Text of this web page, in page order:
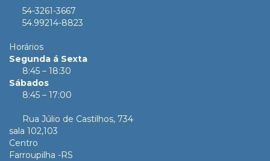
54-3261-3667
54.99214-8823
Horários
Segunda á Sexta
8:45 – 18:30
Sábados
8:45 – 17:00
Rua Júlio de Castilhos, 734
sala 102,103
Centro
Farroupilha -RS